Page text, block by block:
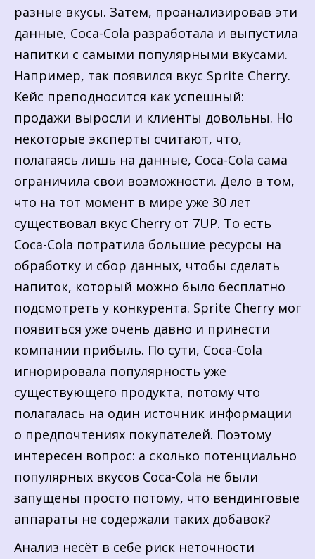
разные вкусы. Затем, проанализировав эти
данные, Coca-Cola разработала и выпустила
напитки с самыми популярными вкусами.
Например, так появился вкус Sprite Cherry.
Кейс преподносится как успешный:
продажи выросли и клиенты довольны. Но
некоторые эксперты считают, что,
полагаясь лишь на данные, Coca-Cola сама
ограничила свои возможности. Дело в том,
что на тот момент в мире уже 30 лет
существовал вкус Cherry от 7UP. То есть
Coca-Cola потратила большие ресурсы на
обработку и сбор данных, чтобы сделать
напиток, который можно было бесплатно
подсмотреть у конкурента. Sprite Cherry мог
появиться уже очень давно и принести
компании прибыль. По сути, Coca-Cola
игнорировала популярность уже
существующего продукта, потому что
полагалась на один источник информации
о предпочтениях покупателей. Поэтому
интересен вопрос: а сколько потенциально
популярных вкусов Coca-Cola не были
запущены просто потому, что вендинговые
аппараты не содержали таких добавок?
Анализ несёт в себе риск неточности